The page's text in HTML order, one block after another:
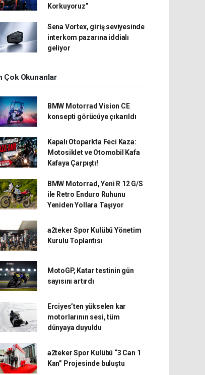
Korkuyoruz”
Sena Vortex, giriş seviyesinde
interkom pazarına iddialı
geliyor
Çok Okunanlar
BMW Motorrad Vision CE
konsepti görücüye çıkarıldı
Kapalı Otoparkta Feci Kaza:
Motosiklet ve Otomobil Kafa
Kafaya Çarpıştı!
BMW Motorrad, Yeni R 12 G/S
ile Retro Enduro Ruhunu
Yeniden Yollara Taşıyor
a2teker Spor Kulübü Yönetim
Kurulu Toplantısı
MotoGP, Katar testinin gün
sayısını artırdı
Erciyes’ten yükselen kar
motorlarının sesi, tüm
dünyaya duyuldu
a2teker Spor Kulübü “3 Can 1
Kan” Projesinde buluştu